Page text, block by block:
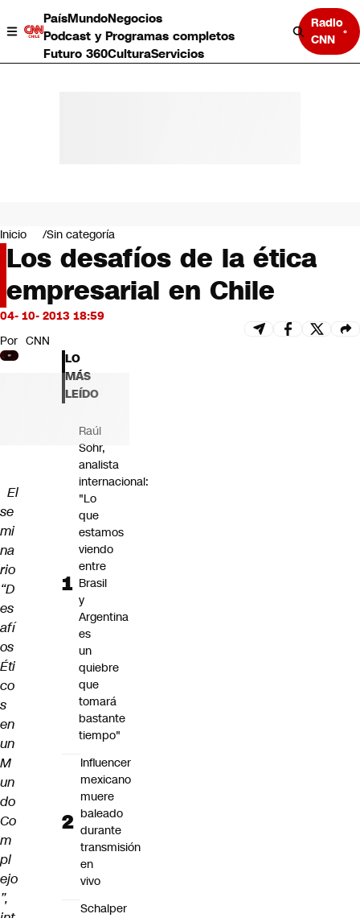
PaísMundoNegocios
Podcast y Programas completos
Futuro 360CulturaServicios
Radio
CNN
Negocios
Deportes
Programas completos
Cultura
Servicios
Bits
CNN Data
CNN tiempo
Futuro 360
Inicio Sin categoría
Los desafíos de la ética
empresarial en Chile
04- 10- 2013 18:59
Por CNN
El
se
mi
na
rio
“D
es
afí
os
Éti
co
s
en
un
M
un
do
Co
m
pl
ejo
”,
LO
MÁS
LEÍDO
Raúl
Sohr,
analista
internacional:
"Lo
que
estamos
viendo
entre
Brasil
y
Argentina
es
un
quiebre
que
tomará
bastante
tiempo"
Influencer
mexicano
muere
baleado
durante
transmisión
en
vivo
Schalper